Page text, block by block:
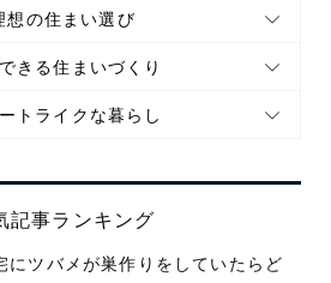
想の住まい選び
きる住まいづくり
トライクな暮らし
記事ランキング
にツバメが巣作りをしていたらど